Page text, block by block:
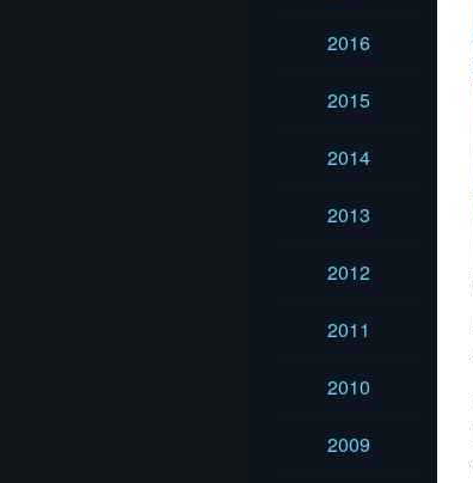
2016
2015
2014
2013
2012
2011
2010
2009